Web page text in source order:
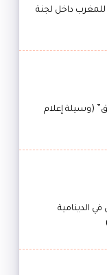
للمغرب داخل لجنة
مسبوق” (وسيلة إعلام
الدينامية